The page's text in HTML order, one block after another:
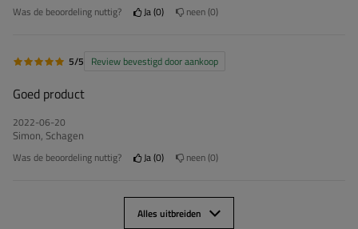
Was de beoordeling nuttig? Ja 0 neen 0
5/5 Review bevestigd door aankoop
Goed product
2022-06-20
Simon, Schagen
Was de beoordeling nuttig? Ja 0 neen 0
Alles uitbreiden